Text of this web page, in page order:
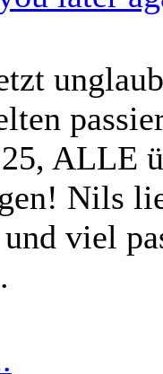
ALLE
Nils
viel